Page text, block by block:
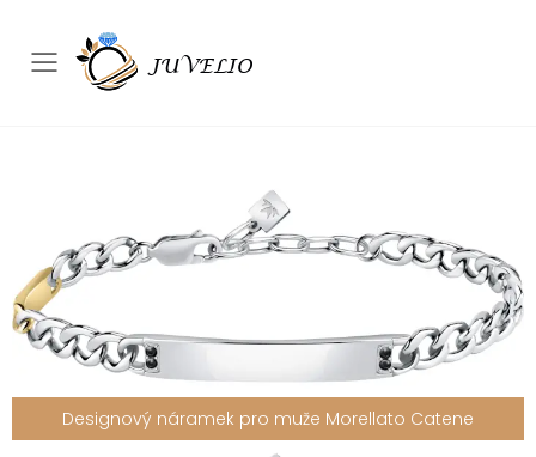
Přepínač mobilního menu
Designový náramek pro muže Morellato Catene